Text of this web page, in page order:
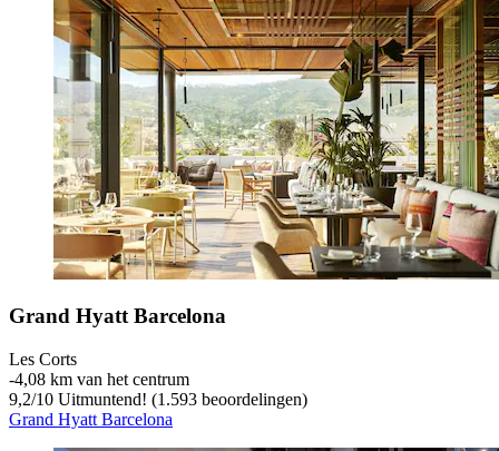
Grand Hyatt Barcelona
Les Corts
‐4,08 km van het centrum
9,2/10 Uitmuntend! (1.593 beoordelingen)
Grand Hyatt Barcelona